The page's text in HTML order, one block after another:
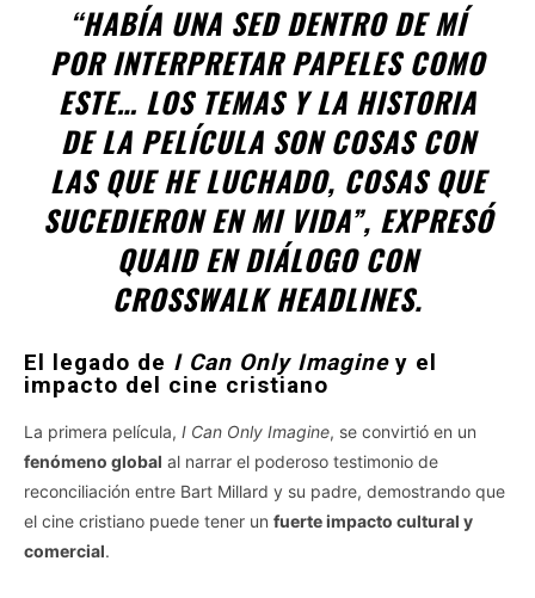
“HABÍA UNA SED DENTRO DE MÍ
POR INTERPRETAR PAPELES COMO
ESTE… LOS TEMAS Y LA HISTORIA
DE LA PELÍCULA SON COSAS CON
LAS QUE HE LUCHADO, COSAS QUE
SUCEDIERON EN MI VIDA”, EXPRESÓ
QUAID EN DIÁLOGO CON
CROSSWALK HEADLINES.
El legado de I Can Only Imaginey el
impacto del cine cristiano
La primera película, I Can Only Imagine, se convirtió en un
fenómeno global al narrar el poderoso testimonio de
reconciliación entre Bart Millard y su padre, demostrando que
el cine cristiano puede tener un fuerte impacto cultural y
comercial.